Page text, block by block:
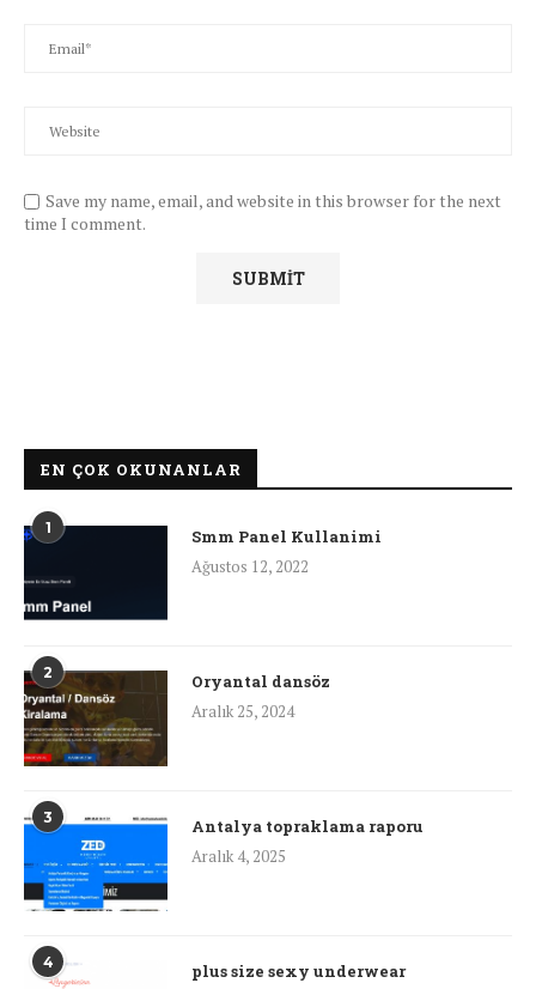
Save my name, email, and website in this browser for the next
time I comment.
EN ÇOK OKUNANLAR
1
Smm Panel Kullanimi
Ağustos 12, 2022
2
Oryantal dansöz
Aralık 25, 2024
3
Antalya topraklama raporu
Aralık 4, 2025
4
plus size sexy underwear